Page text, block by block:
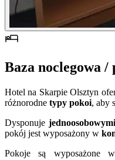
Baza noclegowa /
Hotel na Skarpie Olsztyn
różnorodne typy pokoi, aby
Dysponuje
pokój jest wyposażony w
Pokoje są wyposażone